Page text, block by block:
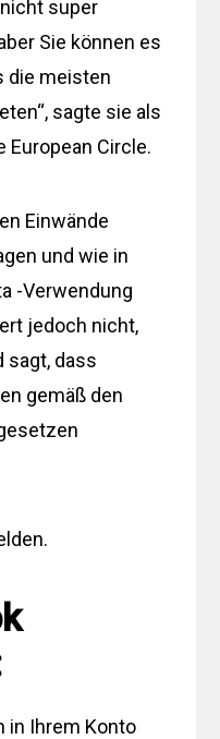
super
Sie können es
die meisten
sagte sie als
European Circle.
Einwände
und wie in
-Verwendung
jedoch nicht,
sagt, dass
gemäß den
in Ihrem Konto